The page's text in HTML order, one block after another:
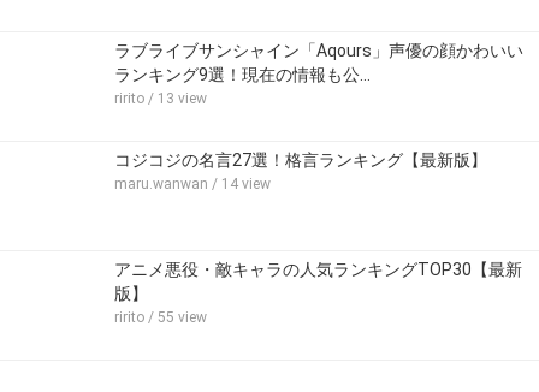
ラブライブサンシャイン「Aqours」声優の顔かわいい
ランキング9選！現在の情報も公…
ririto / 13 view
コジコジの名言27選！格言ランキング【最新版】
maru.wanwan / 14 view
アニメ悪役・敵キャラの人気ランキングTOP30【最新
版】
ririto / 55 view